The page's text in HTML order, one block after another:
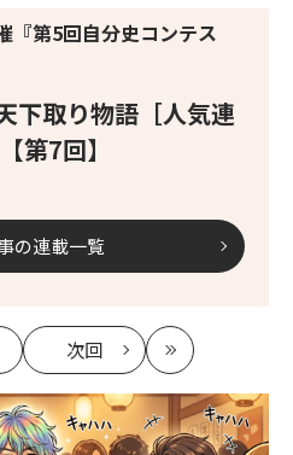
下取り物語［人気連
第7回】
『第5回自分史コンテス
の連載一覧
次回
記
事
へ
最
新